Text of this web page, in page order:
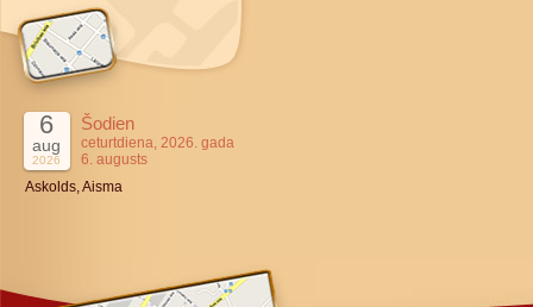
6
aug
2026
Šodien
ceturtdiena, 2026. gada
6. augusts
Askolds, Aisma